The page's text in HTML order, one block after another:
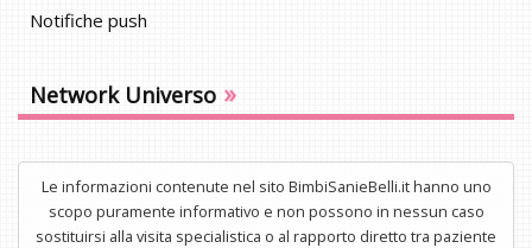
Notifiche push
Network Universo »
Le informazioni contenute nel sito BimbiSanieBelli.it hanno uno
scopo puramente informativo e non possono in nessun caso
sostituirsi alla visita specialistica o al rapporto diretto tra paziente